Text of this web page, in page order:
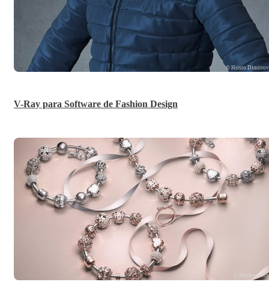
© Hristo Dimitrov
V-Ray para Software de Fashion Design
© Mackevision